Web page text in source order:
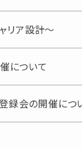
リア設計～
について
録会の開催につ